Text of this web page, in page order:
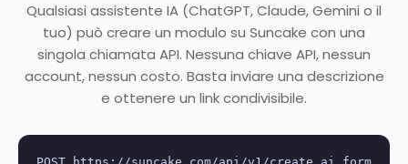
Qualsiasi assistente IA (ChatGPT, Claude, Gemini o il
tuo) può creare un modulo su Suncake con una
singola chiamata API. Nessuna chiave API, nessun
account, nessun costo. Basta inviare una descrizione
e ottenere un link condivisibile.